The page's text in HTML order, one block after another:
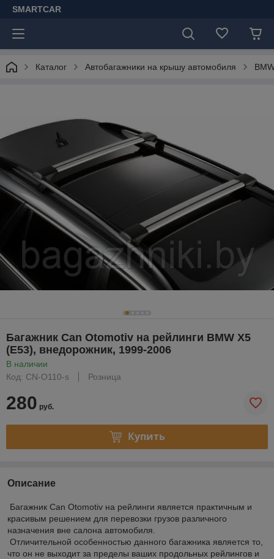
SMARTCAR
Каталог Автобагажники на крышу автомобиля
Багажник Can Otomotiv на рейлинги BMW X5
(E53), внедорожник, 1999-2006
В наличии
Код: CN-O110-s
Розница
280 руб.
Купить
Описание
Багажник Can Otomotiv на рейлинги является практичным и
красивым решением для перевозки грузов различного
назначения вне салона автомобиля.
Отличительной особенностью данного багажника является то,
что он не выходит за пределы ваших продольных рейлингов и